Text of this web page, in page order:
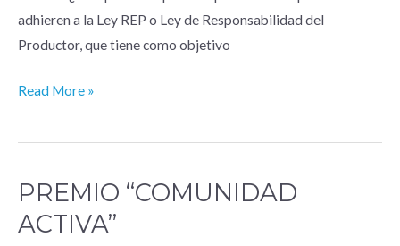
adhieren a la Ley REP o Ley de Responsabilidad del
Productor, que tiene como objetivo
Read More »
PREMIO “COMUNIDAD
ACTIVA”
premio
“Comunidad